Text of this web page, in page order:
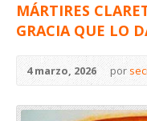
MÁRTIRES
GRACIA QUE LO
4 marzo, 2026 por